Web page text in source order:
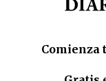
Comienza